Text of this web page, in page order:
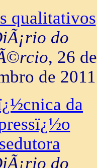
qualitativos
do
, 26 de
de 2011
da
sedutora
do